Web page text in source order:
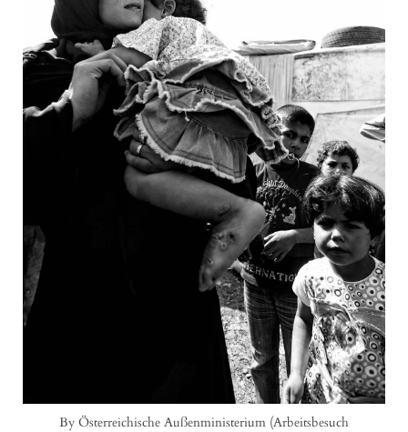
By Österreichische Außenministerium (Arbeitsbesuch